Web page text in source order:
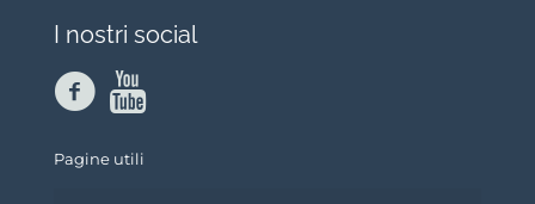
I nostri social
Pagine utili